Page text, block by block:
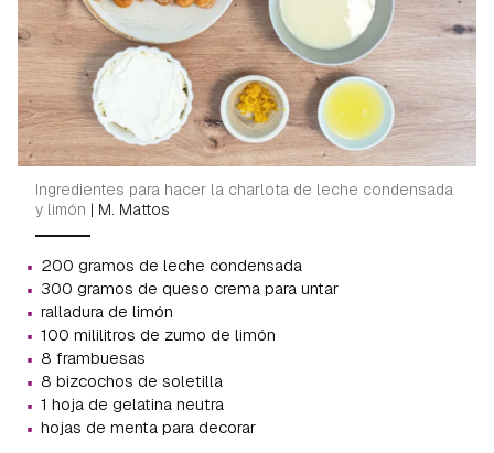
Ingredientes para hacer la charlota de leche condensada
y limón | M. Mattos
· 200 gramos de leche condensada
· 300 gramos de queso crema para untar
· ralladura de limón
· 100 mililitros de zumo de limón
· 8 frambuesas
· 8 bizcochos de soletilla
· 1 hoja de gelatina neutra
· hojas de menta para decorar